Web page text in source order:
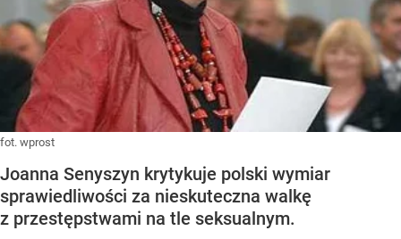
fot. wprost
Joanna Senyszyn krytykuje polski wymiar
sprawiedliwości za nieskuteczna walkę
z przestępstwami na tle seksualnym.